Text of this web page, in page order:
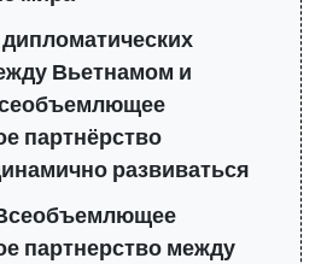
дипломатических
Вьетнамом и
партнёрство
развиваться
партнерство между